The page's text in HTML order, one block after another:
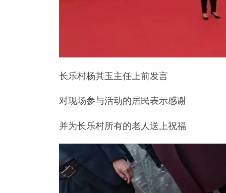
长乐村杨其玉主任上前发言
对现场参与活动的居民表示感谢
并为长乐村所有的老人送上祝福